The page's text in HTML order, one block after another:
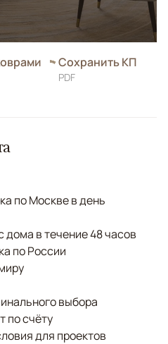
Сохранить КП
PDF
по Москве в день
дома в течение 48 часов
по России
выбора
по счёту
для проектов